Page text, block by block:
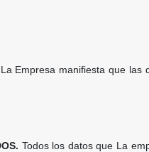
La Empresa manifiesta que las
Todos los datos que La